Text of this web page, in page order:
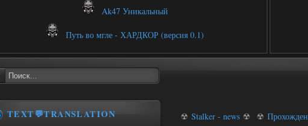
Ak47 Уникальный
Путь во мгле - ХАРДКОР (версия 0.1)
☢ Stalker - news☢ ☢
TEXT💬TRANSLATION